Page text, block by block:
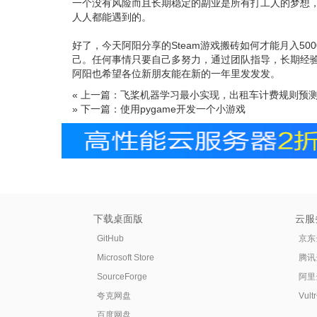
一个没有风险而且长期稳定的副业是所有打工人的梦
人人都能遇到的。
好了，今天阿阳分享的Steam游戏搬砖如何才能月入
己。任何事情只要自己多努力，通过团队指导，长期
阿阳也希望各位新朋友能在新的一年里发发发。
« 上一篇：飞桨机器学习最小实现，出租车计费规则预
» 下一篇：使用pygame开发一个小游戏
下载桌面版
GitHub
Microsoft Store
SourceForge
夸克网盘
云服
京
腾
阿